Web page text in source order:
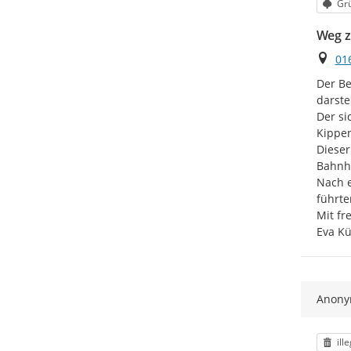
Weg
Ort
Der
Der
Nach
Mit
Eva